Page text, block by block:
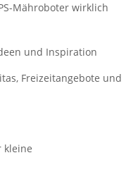
Mähroboter wirklich
und Inspiration
Freizeitangebote und
kleine